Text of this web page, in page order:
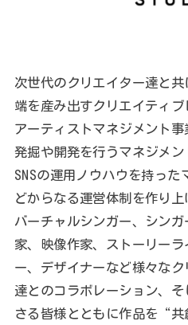
次世代のクリエイター達と
端を産み出すクリエイティ
アーティストマネジメント
発掘や開発を行うマネジメ
SNSの運用ノウハウを持っ
どからなる運営体制を作り上
バーチャルシンガー、シン
家、映像作家、ストーリー
ー、デザイナーなど様々な
達とのコラボレーション、
さる皆様とともに作品を“